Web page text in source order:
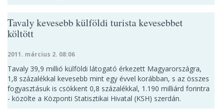
Tavaly kevesebb külföldi turista kevesebbet
költött
2011. március 2. 08:06
Tavaly 39,9 millió külföldi látogató érkezett Magyarországra,
1,8 százalékkal kevesebb mint egy évvel korábban, s az összes
fogyasztásuk is csökkent 0,8 százalékkal, 1.190 milliárd forintra
- közölte a Központi Statisztikai Hivatal (KSH) szerdán.